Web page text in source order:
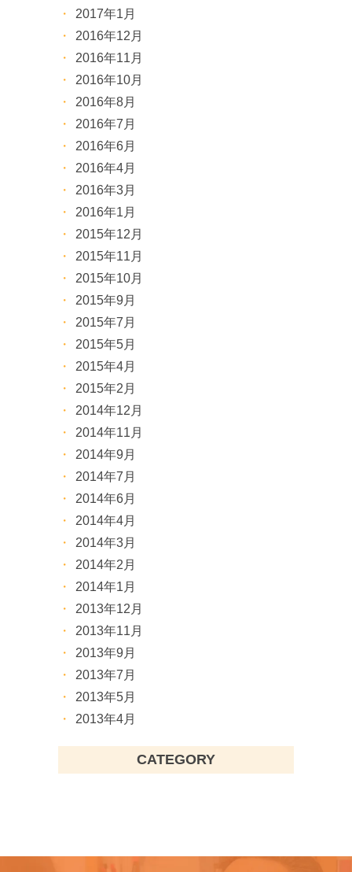
2017年1月
2016年12月
2016年11月
2016年10月
2016年8月
2016年7月
2016年6月
2016年4月
2016年3月
2016年1月
2015年12月
2015年11月
2015年10月
2015年9月
2015年7月
2015年5月
2015年4月
2015年2月
2014年12月
2014年11月
2014年9月
2014年7月
2014年6月
2014年4月
2014年3月
2014年2月
2014年1月
2013年12月
2013年11月
2013年9月
2013年7月
2013年5月
2013年4月
CATEGORY